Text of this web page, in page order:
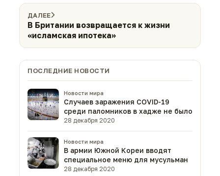
ДАЛЕЕ
В Британии возвращается к жизни
«исламская ипотека»
ПОСЛЕДНИЕ НОВОСТИ
Новости мира
Случаев заражения COVID-19
среди паломников в хадже не было
28 декабря 2020
Новости мира
В армии Южной Кореи вводят
специальное меню для мусульман
28 декабря 2020